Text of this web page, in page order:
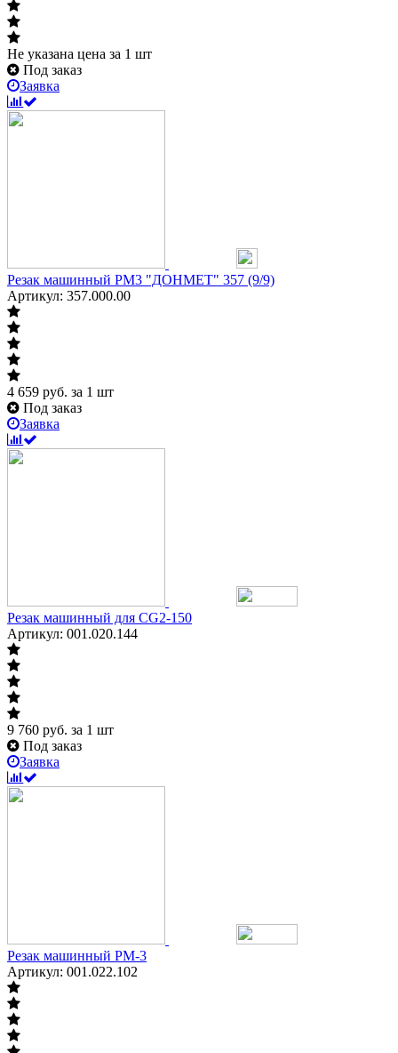
Не указана цена за 1 шт
Под заказ
Заявка
Резак машинный РМ3 "ДОНМЕТ" 357 (9/9)
Артикул: 357.000.00
4 659 руб. за 1 шт
Под заказ
Заявка
Резак машинный для CG2-150
Артикул: 001.020.144
9 760 руб. за 1 шт
Под заказ
Заявка
Резак машинный РМ-3
Артикул: 001.022.102